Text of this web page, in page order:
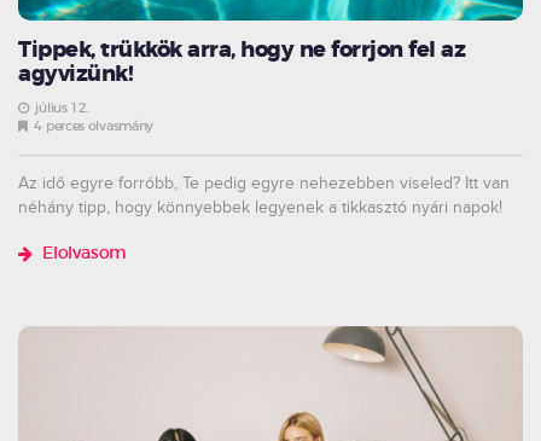
Tippek, trükkök arra, hogy ne forrjon fel az
agyvizünk!
július 12.
4 perces olvasmány
Az idő egyre forróbb, Te pedig egyre nehezebben viseled? Itt van
néhány tipp, hogy könnyebbek legyenek a tikkasztó nyári napok!
Elolvasom